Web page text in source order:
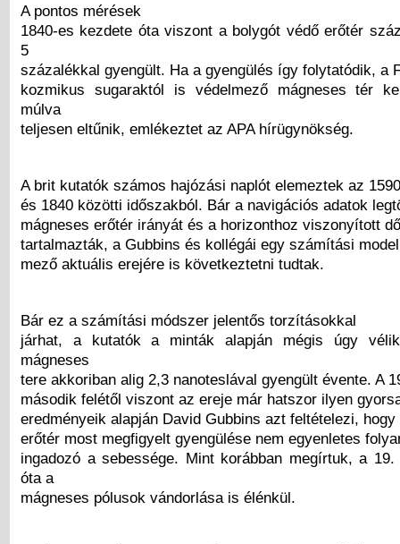
A pontos mérések
1840-es kezdete óta viszont a bolygót védő erőtér
5
százalékkal gyengült. Ha a gyengülés így folytatódik, a
kozmikus sugaraktól is védelmező mágneses tér
múlva
teljesen eltűnik, emlékeztet az APA hírügynökség.
A brit kutatók számos hajózási naplót elemeztek az 1590
és 1840 közötti időszakból. Bár a navigációs adatok
mágneses erőtér irányát és a horizonthoz viszonyított
tartalmazták, a Gubbins és kollégái egy számítási
mező aktuális erejére is következtetni tudtak.
Bár ez a számítási módszer jelentős torzításokkal
járhat, a kutatók a minták alapján mégis úgy
mágneses
tere akkoriban alig 2,3 nanoteslával gyengült évente. A
második felétől viszont az ereje már hatszor ilyen
eredményeik alapján David Gubbins azt feltételezi, hogy
erőtér most megfigyelt gyengülése nem egyenletes
ingadozó a sebessége. Mint korábban megírtuk, a
óta a
mágneses pólusok vándorlása is élénkül.